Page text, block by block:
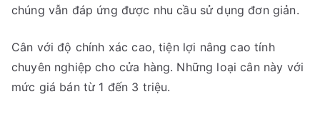
chúng vẫn đáp ứng được nhu cầu sử dụng đơn giản.
Cân với độ chính xác cao, tiện lợi nâng cao tính
chuyên nghiệp cho cửa hàng. Những loại cân này với
mức giá bán từ 1 đến 3 triệu.